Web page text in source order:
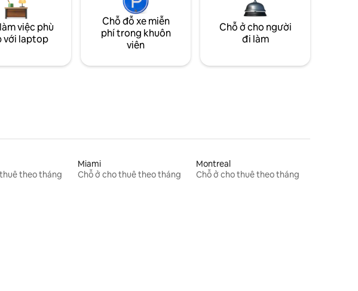
việc phù
với laptop
Chỗ đỗ xe miễn
phí trong khuôn
viên
Chỗ ở cho người
đi làm
theo tháng
Miami
Chỗ ở cho thuê theo tháng
Montreal
Chỗ ở cho thuê theo tháng